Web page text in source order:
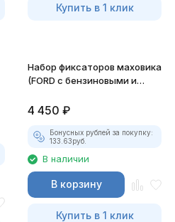
Купить в 1 клик
Набор фиксаторов маховика
(FORD с бензиновыми и
4 450 ₽
Бонусных рублей за покупку:
133.63руб.
В наличии
В корзину
Купить в 1 клик